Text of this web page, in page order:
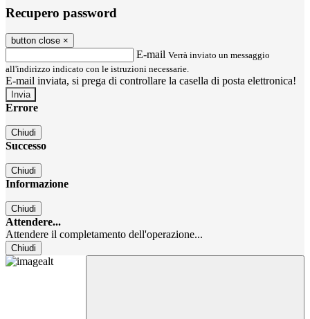
Recupero password
button close ×
E-mail Verrà inviato un messaggio
all'indirizzo indicato con le istruzioni necessarie.
E-mail inviata, si prega di controllare la casella di posta elettronica!
Errore
Chiudi
Successo
Chiudi
Informazione
Chiudi
Attendere...
Attendere il completamento dell'operazione...
Chiudi